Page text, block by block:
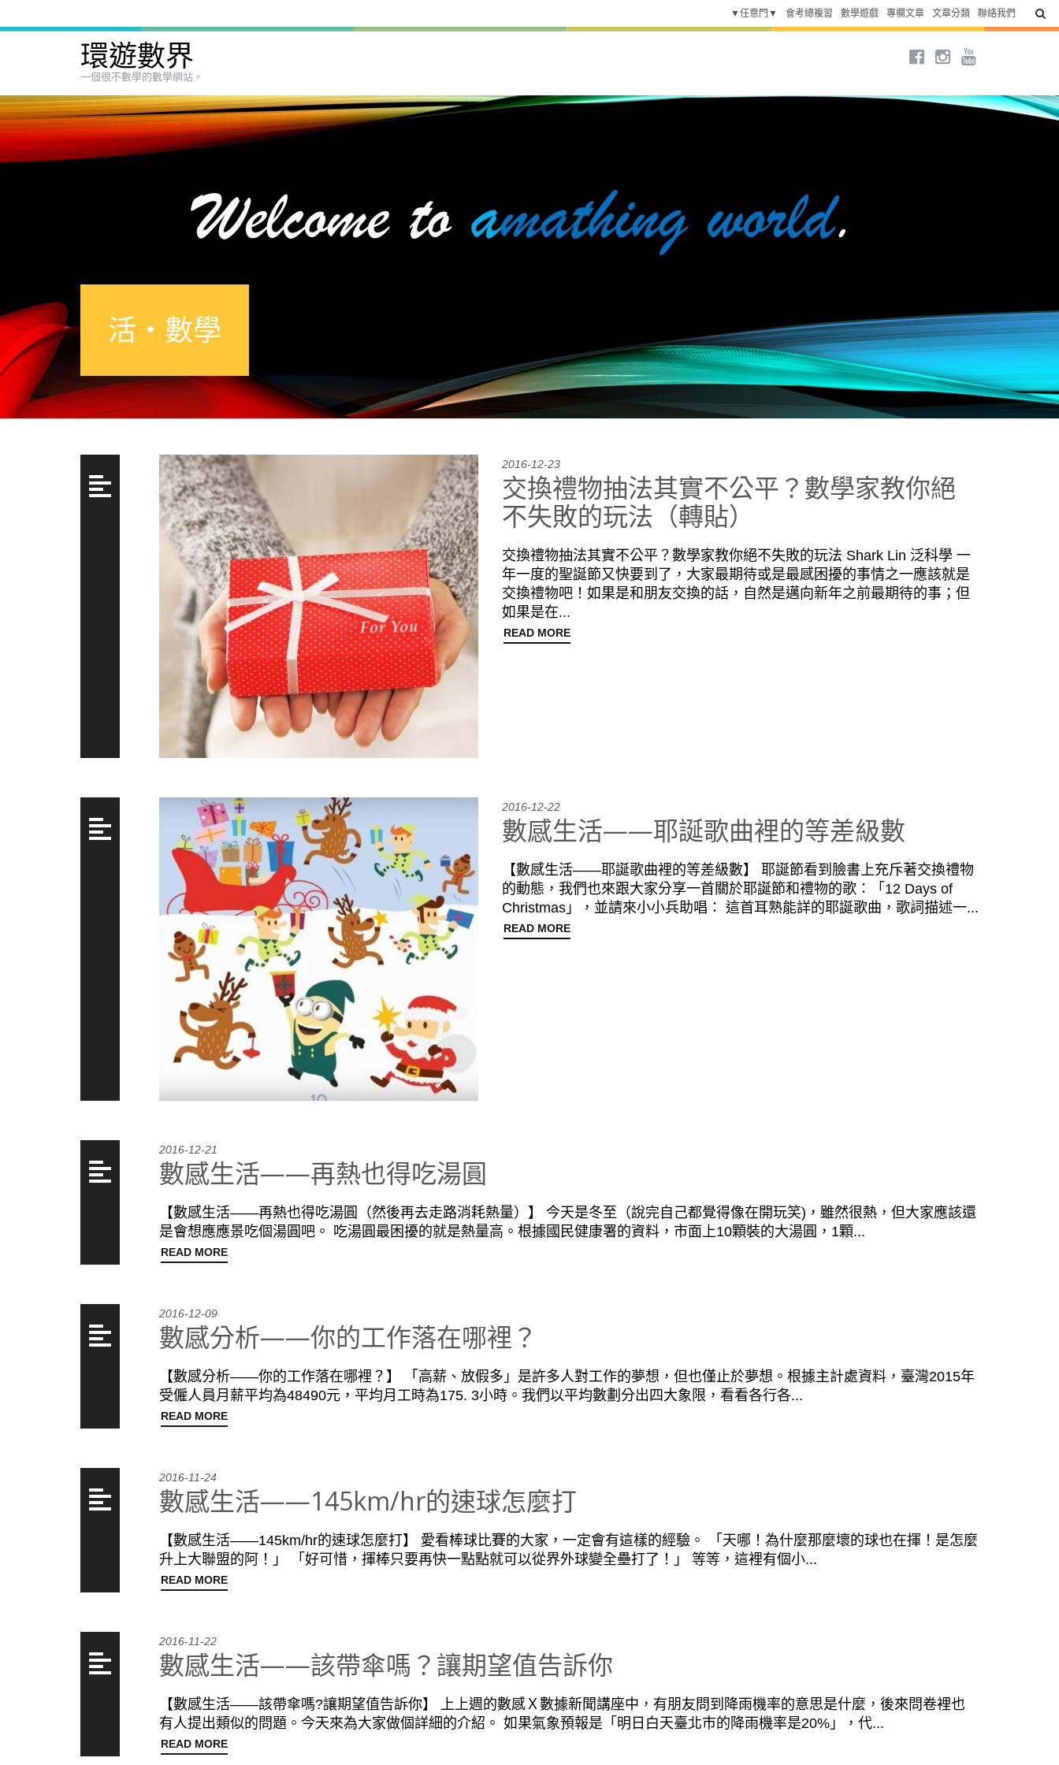
▼任意門▼ 會考總複習 數學遊戲 專欄文章 文章分類 聯絡我們
環遊數界
一個很不數學的數學網站。
活‧數學
2016-12-23
交換禮物抽法其實不公平？數學家教你絕
不失敗的玩法（轉貼）
交換禮物抽法其實不公平？數學家教你絕不失敗的玩法 Shark Lin 泛科學 一
年一度的聖誕節又快要到了，大家最期待或是最感困擾的事情之一應該就是
交換禮物吧！如果是和朋友交換的話，自然是邁向新年之前最期待的事；但
如果是在...
READ MORE
2016-12-22
數感生活——耶誕歌曲裡的等差級數
【數感生活——耶誕歌曲裡的等差級數】 耶誕節看到臉書上充斥著交換禮物
的動態，我們也來跟大家分享一首關於耶誕節和禮物的歌：「12 Days of
Christmas」，並請來小小兵助唱： 這首耳熟能詳的耶誕歌曲，歌詞描述一...
READ MORE
2016-12-21
數感生活——再熱也得吃湯圓
【數感生活——再熱也得吃湯圓（然後再去走路消耗熱量）】 今天是冬至（說完自己都覺得像在開玩笑)，雖然很熱，但大家應該還
是會想應應景吃個湯圓吧。 吃湯圓最困擾的就是熱量高。根據國民健康署的資料，市面上10顆裝的大湯圓，1顆...
READ MORE
2016-12-09
數感分析——你的工作落在哪裡？
【數感分析——你的工作落在哪裡？】 「高薪、放假多」是許多人對工作的夢想，但也僅止於夢想。根據主計處資料，臺灣2015年
受僱人員月薪平均為48490元，平均月工時為175. 3小時。我們以平均數劃分出四大象限，看看各行各...
READ MORE
2016-11-24
數感生活——145km/hr的速球怎麼打
【數感生活——145km/hr的速球怎麼打】 愛看棒球比賽的大家，一定會有這樣的經驗。 「天哪！為什麼那麼壞的球也在揮！是怎麼
升上大聯盟的阿！」 「好可惜，揮棒只要再快一點點就可以從界外球變全壘打了！」 等等，這裡有個小...
READ MORE
2016-11-22
數感生活——該帶傘嗎？讓期望值告訴你
【數感生活——該帶傘嗎?讓期望值告訴你】 上上週的數感Ｘ數據新聞講座中，有朋友問到降雨機率的意思是什麼，後來問卷裡也
有人提出類似的問題。今天來為大家做個詳細的介紹。 如果氣象預報是「明日白天臺北市的降雨機率是20%」，代...
READ MORE
文